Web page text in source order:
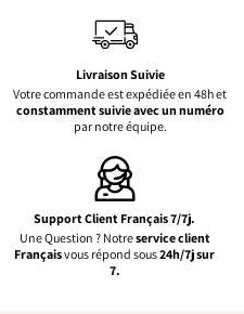
Livraison Suivie
Votre commande est expédiée en 48h et
constamment suivie avec un numéro
par notre équipe.
Support Client Français 7/7j.
Une Question ? Notreservice client
Françaisvous répond sous24h/7j sur
7.